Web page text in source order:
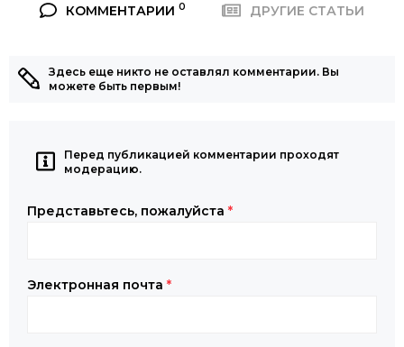
КОММЕНТАРИИ 0 ДРУГИЕ СТАТЬИ
Здесь еще никто не оставлял комментарии. Вы
можете быть первым!
Перед публикацией комментарии проходят
модерацию.
Представьтесь, пожалуйста *
Электронная почта *